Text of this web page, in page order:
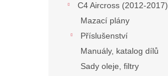
C4 Aircross (2012-2017)
Mazací plány
Příslušenství
Manuály, katalog dílů
Sady oleje, filtry